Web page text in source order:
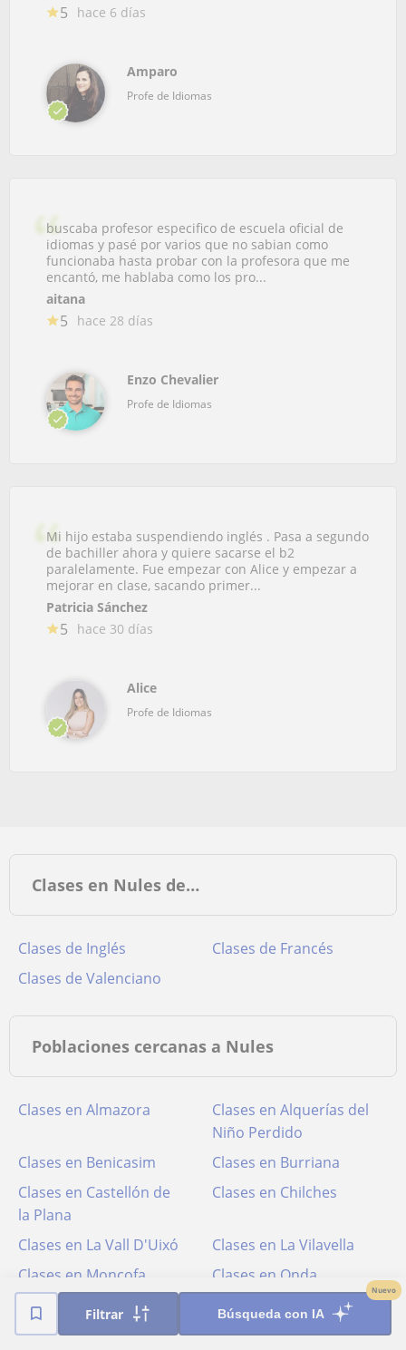
Filtrar Búsqueda con IA
Nuevo
5 hace 6 días
Amparo
Profe de Idiomas
buscaba profesor especifico de escuela oficial de
idiomas y pasé por varios que no sabian como
funcionaba hasta probar con la profesora que me
encantó, me hablaba como los pro...
aitana
5 hace 28 días
Enzo Chevalier
Profe de Idiomas
Mi hijo estaba suspendiendo inglés . Pasa a segundo
de bachiller ahora y quiere sacarse el b2
paralelamente. Fue empezar con Alice y empezar a
mejorar en clase, sacando primer...
Patricia Sánchez
5 hace 30 días
Alice
Profe de Idiomas
Clases en Nules de…
Clases de Inglés
Clases de Francés
Clases de Valenciano
Poblaciones cercanas a Nules
Clases en Almazora
Clases en Alquerías del
Niño Perdido
Clases en Benicasim
Clases en Burriana
Clases en Castellón de
la Plana
Clases en Chilches
Clases en La Vall D'Uixó
Clases en La Vilavella
Clases en Moncofa
Clases en Onda
Clases en Oropesa del
Clases en Villarreal